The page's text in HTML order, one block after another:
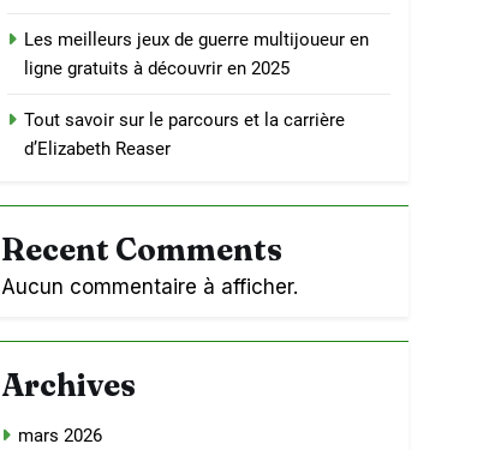
Les meilleurs jeux de guerre multijoueur en
ligne gratuits à découvrir en 2025
Tout savoir sur le parcours et la carrière
d’Elizabeth Reaser
Recent Comments
Aucun commentaire à afficher.
Archives
mars 2026